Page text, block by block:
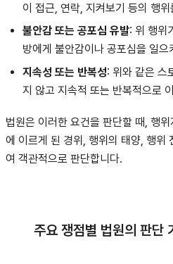
이 접근, 연락, 지켜보기 등의 행
불안감 또는 공포심 유발: 위 행위
방에게 불안감이나 공포심을 일
지속성 또는 반복성: 위와 같은 스
지 않고 지속적 또는 반복적으로
법원은 이러한 요건을 판단할 때, 행
에 이르게 된 경위, 행위의 태양, 행위
여 객관적으로 판단합니다.
주요 쟁점별 법원의 판단